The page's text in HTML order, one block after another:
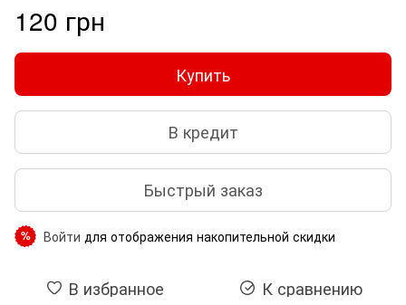
120 грн
Купить
В кредит
Быстрый заказ
% Войти для отображения накопительной скидки
В избранное К сравнению